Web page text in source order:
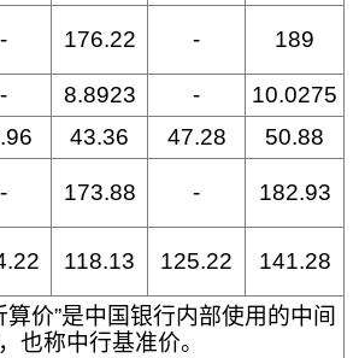
- 176.22 - 189
- 8.8923 -
10.0275
43.36 47.28
50.88
- 173.88 - 182.93
118.13 125.22 141.28
算价”是中国银行内部使用的中间
也称中行基准价。